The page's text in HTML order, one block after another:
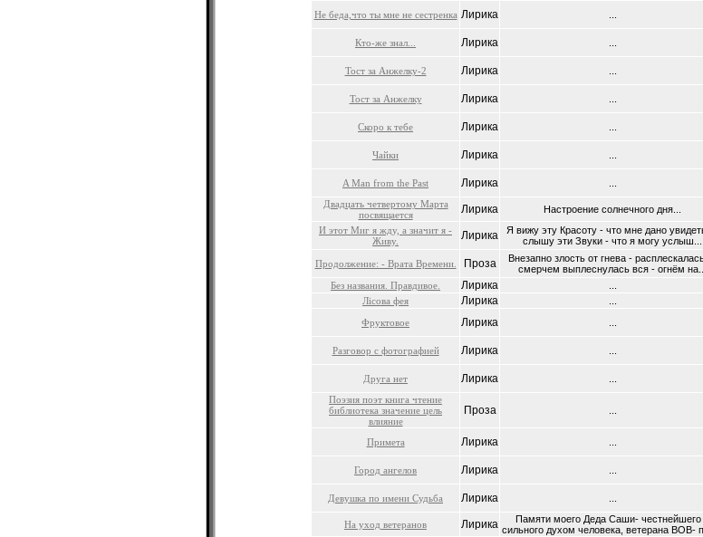
Не беда,что ты мне не сестренка Лирика
Кто-же знал... Лирика
Тост за Анжелку-2 Лирика
Тост за Анжелку Лирика
Скоро к тебе Лирика
Чайки Лирика
A Man from the Past Лирика
Двадцать четвертому Марта
посвящается
Лирика Настроение солнечного дня...
И этот Миг я жду, а значит я -
Живу.
Лирика
Я вижу эту Красоту - что мне дано
слышу эти Звуки - что я могу услыш...
Продолжение: - Врата Времени. Проза
Внезапно злость от гнева -
смерчем выплеснулась вся - огнём на...
Без названия. Правдивое. Лирика
Лісова фея Лирика
Фруктовое Лирика
Разговор с фотографией Лирика
Друга нет Лирика
Поэзия поэт книга чтение
библиотека значение цель
влияние
Проза
Примета Лирика
Город ангелов Лирика
Девушка по имени Судьба Лирика
На уход ветеранов Лирика
Памяти моего Деда Саши- честнейшего
сильного духом человека, ветерана ВОВ-